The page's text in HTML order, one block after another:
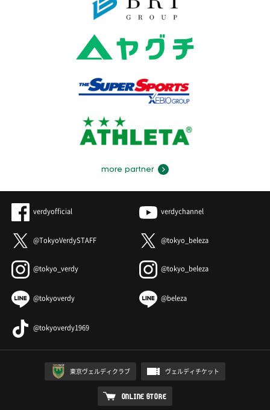
more partner
verdyofficial verdychannel
@TokyoVerdySTAFF @tokyo_beleza
@tokyo_verdy @tokyo_beleza
@tokyoverdy @beleza
@tokyoverdy1969
東京ヴェルディクラブ ヴェルディチケット
ONLINE STORE